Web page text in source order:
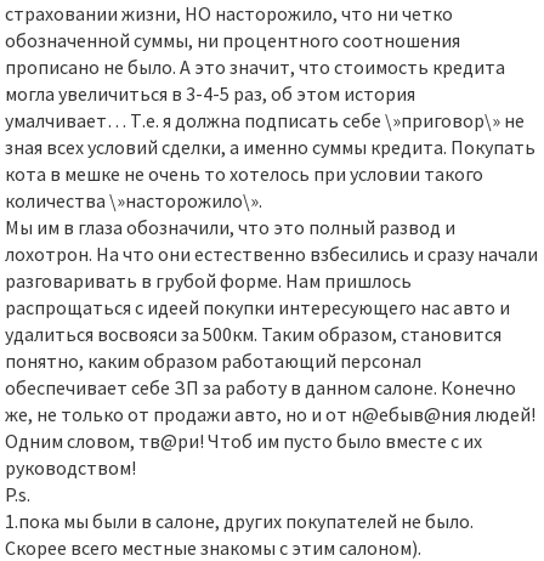
страховании жизни, НО насторожило, что ни четко
обозначенной суммы, ни процентного соотношения
прописано не было. А это значит, что стоимость кредита
могла увеличиться в 3-4-5 раз, об этом история
умалчивает… Т.е. я должна подписать себе \»приговор\» не
зная всех условий сделки, а именно суммы кредита. Покупать
кота в мешке не очень то хотелось при условии такого
количества \»насторожило\».
Мы им в глаза обозначили, что это полный развод и
лохотрон. На что они естественно взбесились и сразу начали
разговаривать в грубой форме. Нам пришлось
распрощаться с идеей покупки интересующего нас авто и
удалиться восвояси за 500км. Таким образом, становится
понятно, каким образом работающий персонал
обеспечивает себе ЗП за работу в данном салоне. Конечно
же, не только от продажи авто, но и от н@ебыв@ния людей!
Одним словом, тв@ри! Чтоб им пусто было вместе с их
руководством!
P.s.
1.пока мы были в салоне, других покупателей не было.
Скорее всего местные знакомы с этим салоном).